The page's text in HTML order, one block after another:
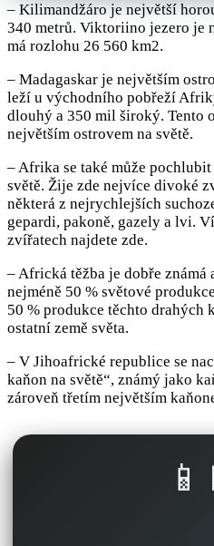
– Kilimandžáro je největší
340 metrů. Viktoriino jezero je
má rozlohu 26 560 km2.
– Madagaskar je největším
leží u východního pobřeží
dlouhý a 350 mil široký. Tento
největším ostrovem na světě.
– Afrika se také může
světě. Žije zde nejvíce divoké
některá z nejrychlejších
gepardi, pakoně, gazely a lvi.
zvířatech najdete zde.
– Africká těžba je dobře známá
nejméně 50 % světové
50 % produkce těchto drahých
ostatní země světa.
– V Jihoafrické republice se
kaňon na světě“, známý jako
zároveň třetím největším